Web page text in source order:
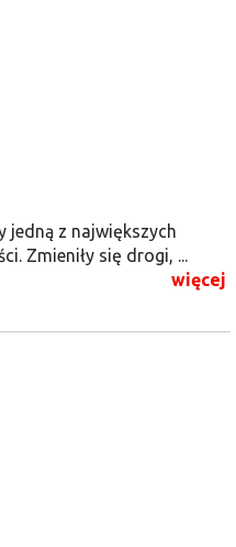
jedną z największych
Zmieniły się drogi, ...
więcej